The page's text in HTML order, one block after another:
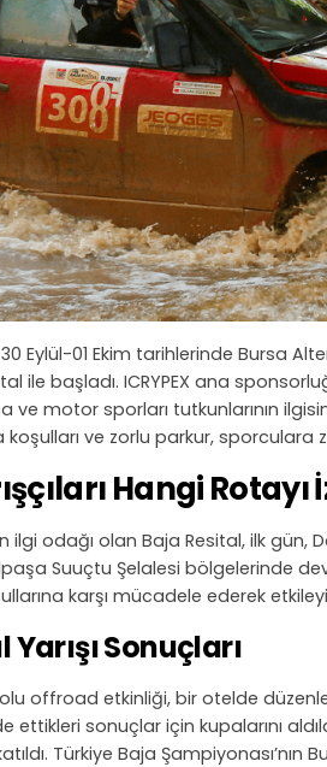
Eylül-01 Ekim tarihlerinde Bursa
ile başladı. ICRYPEX ana
ve motor sporları tutkunlarının
ve zorlu parkur, sporculara
Hangi Rotayı
odağı olan Baja Resital, ilk gün,
Suuçtu Şelalesi bölgelerinde
karşı mücadele ederek
Sonuçları
offroad etkinliği, bir otelde
sonuçlar için kupalarını
Türkiye Baja Şampiyonası’nın